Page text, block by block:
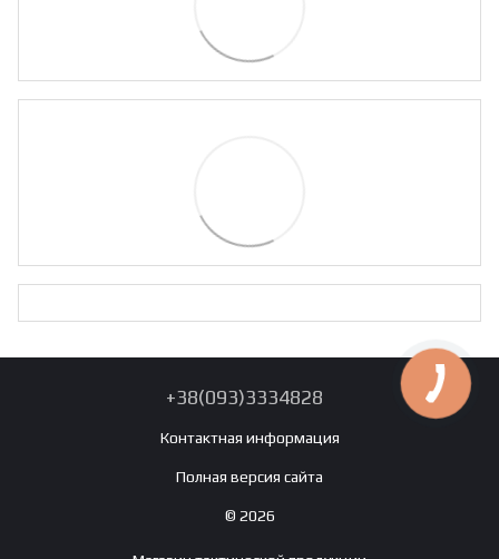
+38(093)3334828
Контактная информация
Полная версия сайта
© 2026